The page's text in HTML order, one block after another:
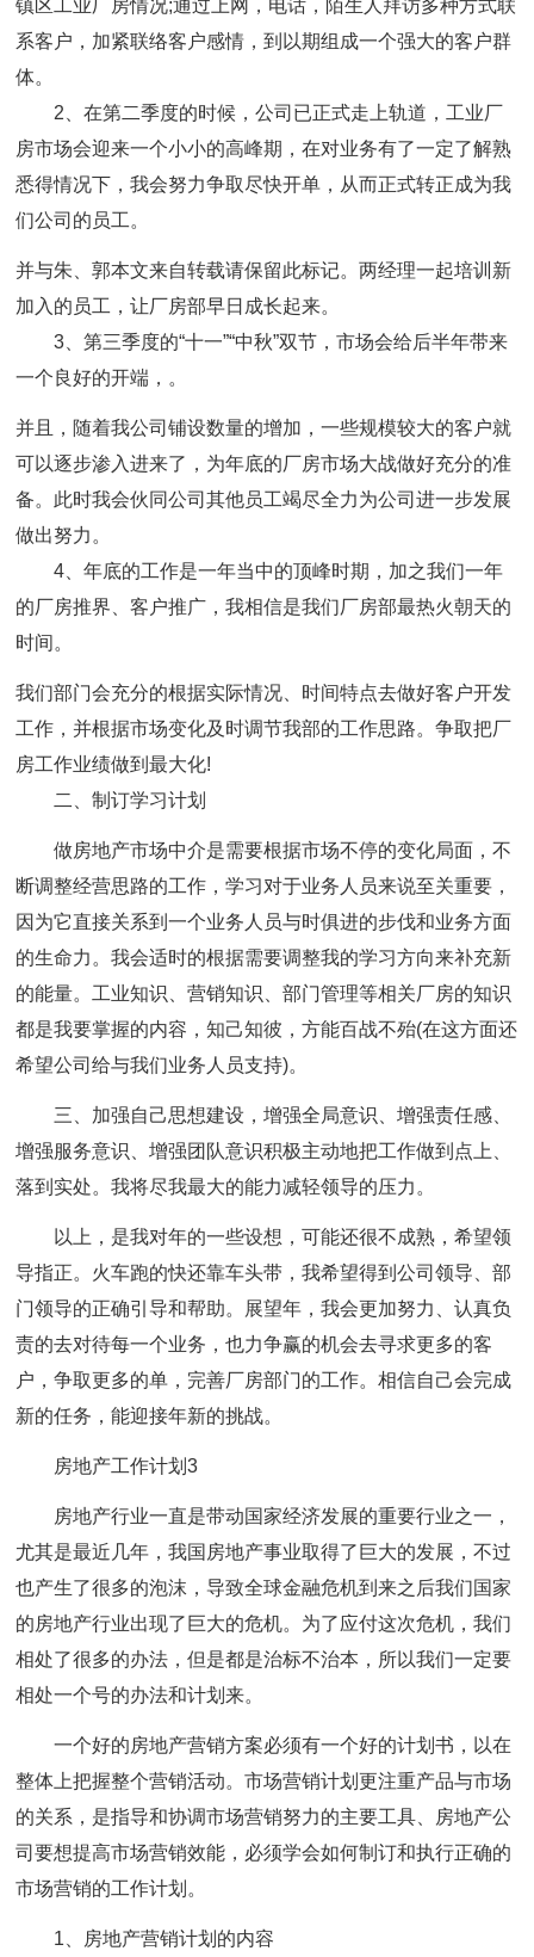
镇区工业厂房情况;通过上网，电话，陌生人拜访多种方式联
系客户，加紧联络客户感情，到以期组成一个强大的客户群
体。
2、在第二季度的时候，公司已正式走上轨道，工业厂
房市场会迎来一个小小的高峰期，在对业务有了一定了解熟
悉得情况下，我会努力争取尽快开单，从而正式转正成为我
们公司的员工。
并与朱、郭本文来自转载请保留此标记。两经理一起培训新
加入的员工，让厂房部早日成长起来。
3、第三季度的“十一”“中秋”双节，市场会给后半年带来
一个良好的开端，。
并且，随着我公司铺设数量的增加，一些规模较大的客户就
可以逐步渗入进来了，为年底的厂房市场大战做好充分的准
备。此时我会伙同公司其他员工竭尽全力为公司进一步发展
做出努力。
4、年底的工作是一年当中的顶峰时期，加之我们一年
的厂房推界、客户推广，我相信是我们厂房部最热火朝天的
时间。
我们部门会充分的根据实际情况、时间特点去做好客户开发
工作，并根据市场变化及时调节我部的工作思路。争取把厂
房工作业绩做到最大化!
二、制订学习计划
做房地产市场中介是需要根据市场不停的变化局面，不
断调整经营思路的工作，学习对于业务人员来说至关重要，
因为它直接关系到一个业务人员与时俱进的步伐和业务方面
的生命力。我会适时的根据需要调整我的学习方向来补充新
的能量。工业知识、营销知识、部门管理等相关厂房的知识
都是我要掌握的内容，知己知彼，方能百战不殆(在这方面还
希望公司给与我们业务人员支持)。
三、加强自己思想建设，增强全局意识、增强责任感、
增强服务意识、增强团队意识积极主动地把工作做到点上、
落到实处。我将尽我最大的能力减轻领导的压力。
以上，是我对年的一些设想，可能还很不成熟，希望领
导指正。火车跑的快还靠车头带，我希望得到公司领导、部
门领导的正确引导和帮助。展望年，我会更加努力、认真负
责的去对待每一个业务，也力争赢的机会去寻求更多的客
户，争取更多的单，完善厂房部门的工作。相信自己会完成
新的任务，能迎接年新的挑战。
房地产工作计划3
房地产行业一直是带动国家经济发展的重要行业之一，
尤其是最近几年，我国房地产事业取得了巨大的发展，不过
也产生了很多的泡沫，导致全球金融危机到来之后我们国家
的房地产行业出现了巨大的危机。为了应付这次危机，我们
相处了很多的办法，但是都是治标不治本，所以我们一定要
相处一个号的办法和计划来。
一个好的房地产营销方案必须有一个好的计划书，以在
整体上把握整个营销活动。市场营销计划更注重产品与市场
的关系，是指导和协调市场营销努力的主要工具、房地产公
司要想提高市场营销效能，必须学会如何制订和执行正确的
市场营销的工作计划。
1、房地产营销计划的内容